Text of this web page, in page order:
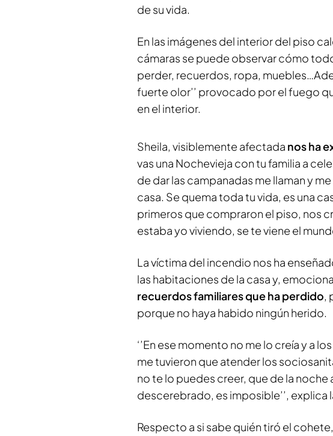
de su vida.
En las imágenes del interior del piso
cámaras se puede observar cómo
perder, recuerdos, ropa,
fuerte olor’’ provocado por el fuego
en el interior.
Sheila, visiblemente afectada nos ha
vas una Nochevieja con tu familia a
de dar las campanadas me llaman y
casa. Se quema toda tu vida, es una
primeros que compraron el piso, nos
estaba yo viviendo, se te viene el
La víctima del incendio nos ha
las habitaciones de la casa y,
recuerdos familiares que ha perdido,
porque no haya habido ningún herido.
‘’En ese momento no me lo creía y a
me tuvieron que atender los
no te lo puedes creer, que de la noche
descerebrado, es imposible’’, explica
Respecto a si sabe quién tiró el cohete,